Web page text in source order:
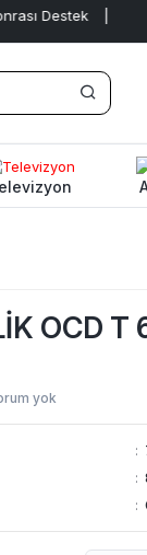
Destek |
OCD T
yok
:
:
: